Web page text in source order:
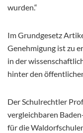
wurden.“
Im Grundgesetz
Genehmigung ist zu
in der
hinter den
Der Schulrechtler
vergleichbaren
für die